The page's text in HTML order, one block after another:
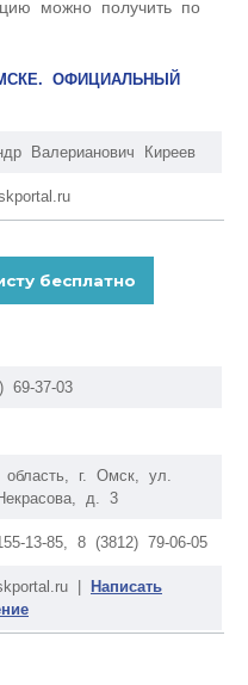
можно получить по
ОФИЦИАЛЬНЫЙ
Валерианович Киреев
69-37-03
г. Омск, ул.
д. 3
13-85, 8 (3812) 79-06-05
|
Написать